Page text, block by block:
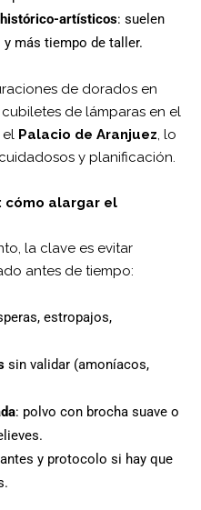
histórico-artísticos: suelen
más tiempo de taller.
de dorados en
de lámparas en el
el Palacio de Aranjuez, lo
y planificación.
cómo alargar el
la clave es evitar
antes de tiempo:
estropajos,
sin validar (amoníacos,
: polvo con brocha suave o
y protocolo si hay que